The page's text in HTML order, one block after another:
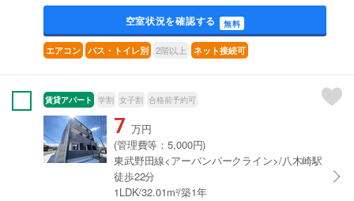
空室状況を確認する 無料
エアコン バス・トイレ別 2階以上 ネット接続可
賃貸アパート 学割 女子割 合格前予約可
7 万円
(管理費等：5,000円)
東武野田線<アーバンパークライン>/八木崎駅
徒歩22分
1LDK/32.01m²/築1年